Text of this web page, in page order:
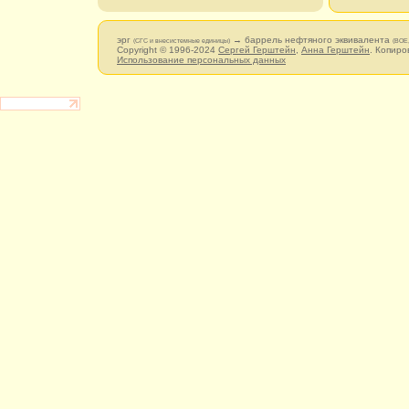
эрг (СГС и внесистемные единицы) → баррель нефтяного эквивалента
Copyright © 1996-2024 Сергей Герштейн Анна Герштейн .
Использование персональных данных